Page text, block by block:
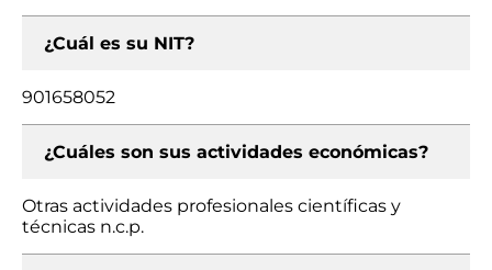
¿Cuál es su NIT?
901658052
¿Cuáles son sus actividades económicas?
Otras actividades profesionales científicas y
técnicas n.c.p.